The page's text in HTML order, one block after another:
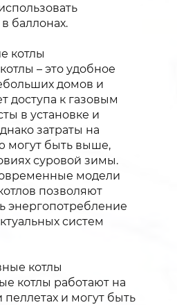
баллонах.
котлы
– это удобное
домов и
доступа к газовым
в установке и
затраты на
могут быть выше,
суровой зимы.
модели
позволяют
энергопотребление
систем
котлы
котлы работают на
пеллетах и могут быть